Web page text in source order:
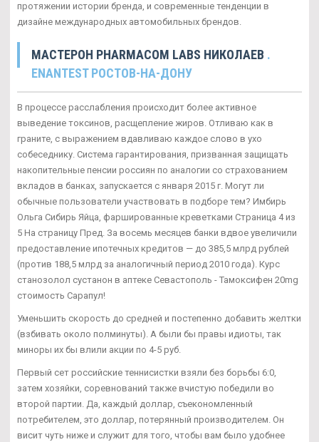
протяжении истории бренда, и современные тенденции в
дизайне международных автомобильных брендов.
МАСТЕРОН PHARMACOM LABS НИКОЛАЕВ .
ENANTEST РОСТОВ-НА-ДОНУ
В процессе расслабления происходит более активное
выведение токсинов, расщепление жиров. Отливаю как в
граните, с выражением вдавливаю каждое слово в ухо
собеседнику. Система гарантирования, призванная защищать
накопительные пенсии россиян по аналогии со страхованием
вкладов в банках, запускается с января 2015 г. Могут ли
обычные пользователи участвовать в подборе тем? Имбирь
Ольга Сибирь Яйца, фаршированные креветками Страница 4 из
5 На страницу Пред. За восемь месяцев банки вдвое увеличили
предоставление ипотечных кредитов — до 385,5 млрд рублей
(против 188,5 млрд за аналогичный период 2010 года). Курс
станозолол сустанон в аптеке Севастополь - Тамоксифен 20mg
стоимость Сарапул!
Уменьшить скорость до средней и постепенно добавить желтки
(взбивать около полминуты). А были бы правы идиоты, так
миноры их бы влили акции по 4-5 руб.
Первый сет российские теннисистки взяли без борьбы 6:0,
затем хозяйки, соревнований также вчистую победили во
второй партии. Да, каждый доллар, съекономленный
потребителем, это доллар, потерянный производителем. Он
висит чуть ниже и служит для того, чтобы вам было удобнее